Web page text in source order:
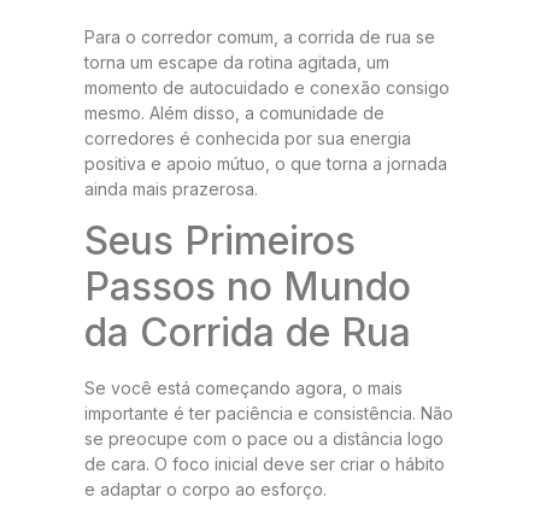
Para o corredor comum, a corrida de rua se
torna um escape da rotina agitada, um
momento de autocuidado e conexão consigo
mesmo. Além disso, a comunidade de
corredores é conhecida por sua energia
positiva e apoio mútuo, o que torna a jornada
ainda mais prazerosa.
Seus Primeiros
Passos no Mundo
da Corrida de Rua
Se você está começando agora, o mais
importante é ter paciência e consistência. Não
se preocupe com o pace ou a distância logo
de cara. O foco inicial deve ser criar o hábito
e adaptar o corpo ao esforço.